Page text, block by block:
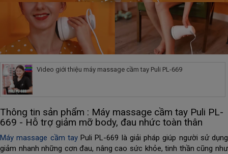
Video giới thiệu máy massage cầm tay Puli PL-669
Thông tin sản phẩm : Máy massage cầm tay Puli PL-
669 - Hỗ trợ giảm mỡ body, đau nhức toàn thân
Máy massage cầm tayPuli PL-669 là giải pháp giúp người sử dụng
giảm nhanh những cơn đau, nâng cao sức khỏe, tinh thần cũng như